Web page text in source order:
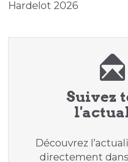
Hardelot 2026
Suivez
Découvrez
directement